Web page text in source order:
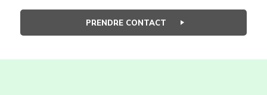
PRENDRE CONTACT